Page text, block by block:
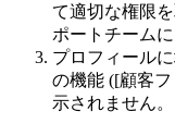
て適切な権限
ポートチーム
プロフィール
の機能 ([顧客
示されません。